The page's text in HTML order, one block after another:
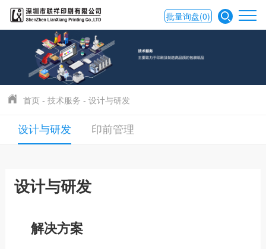
批量询盘(0)
首页 -技术服务 -设计与研发
设计与研发 印前管理
设计与研发
解决方案